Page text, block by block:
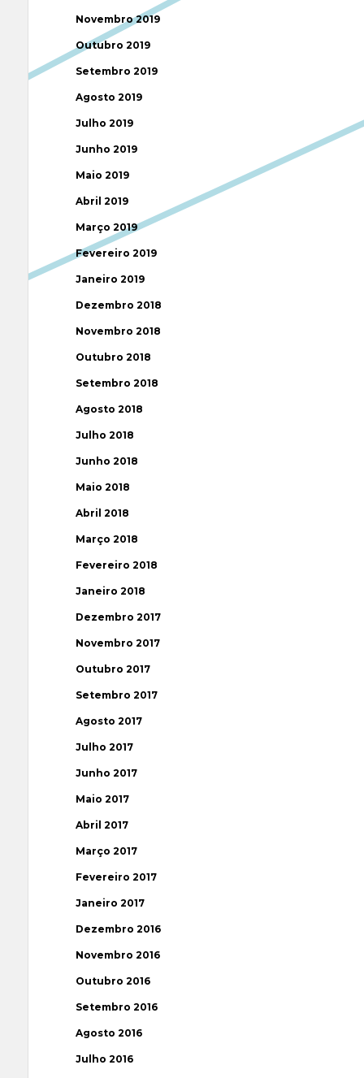
Novembro 2019
Outubro 2019
Setembro 2019
Agosto 2019
Julho 2019
Junho 2019
Maio 2019
Abril 2019
Março 2019
Fevereiro 2019
Janeiro 2019
Dezembro 2018
Novembro 2018
Outubro 2018
Setembro 2018
Agosto 2018
Julho 2018
Junho 2018
Maio 2018
Abril 2018
Março 2018
Fevereiro 2018
Janeiro 2018
Dezembro 2017
Novembro 2017
Outubro 2017
Setembro 2017
Agosto 2017
Julho 2017
Junho 2017
Maio 2017
Abril 2017
Março 2017
Fevereiro 2017
Janeiro 2017
Dezembro 2016
Novembro 2016
Outubro 2016
Setembro 2016
Agosto 2016
Julho 2016